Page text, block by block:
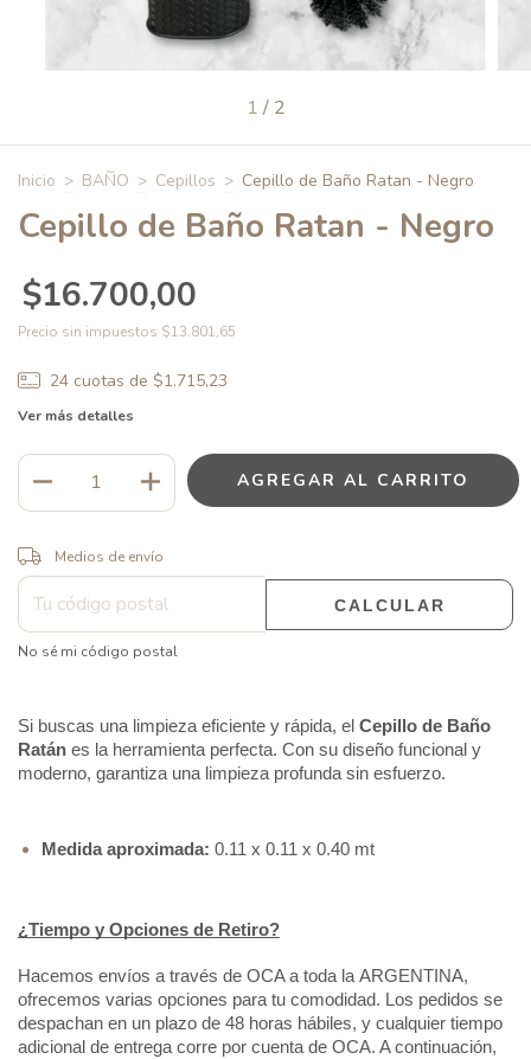
1 / 2
Inicio > BAÑO > Cepillos > Cepillo de Baño Ratan - Negro
Cepillo de Baño Ratan - Negro
$16.700,00
Precio sin impuestos $13.801,65
24 cuotas de $1.715,23
Ver más detalles
Entregas para el CP:
Medios de envío
CALCULAR
No sé mi código postal
Si buscas una limpieza eficiente y rápida, el Cepillo de Baño
Ratán es la herramienta perfecta. Con su diseño funcional y
moderno, garantiza una limpieza profunda sin esfuerzo.
Medida aproximada: 0.11 x 0.11 x 0.40 mt
¿Tiempo y Opciones de Retiro?
Hacemos envíos a través de OCA a toda la ARGENTINA,
ofrecemos varias opciones para tu comodidad. Los pedidos se
despachan en un plazo de 48 horas hábiles, y cualquier tiempo
adicional de entrega corre por cuenta de OCA. A continuación,